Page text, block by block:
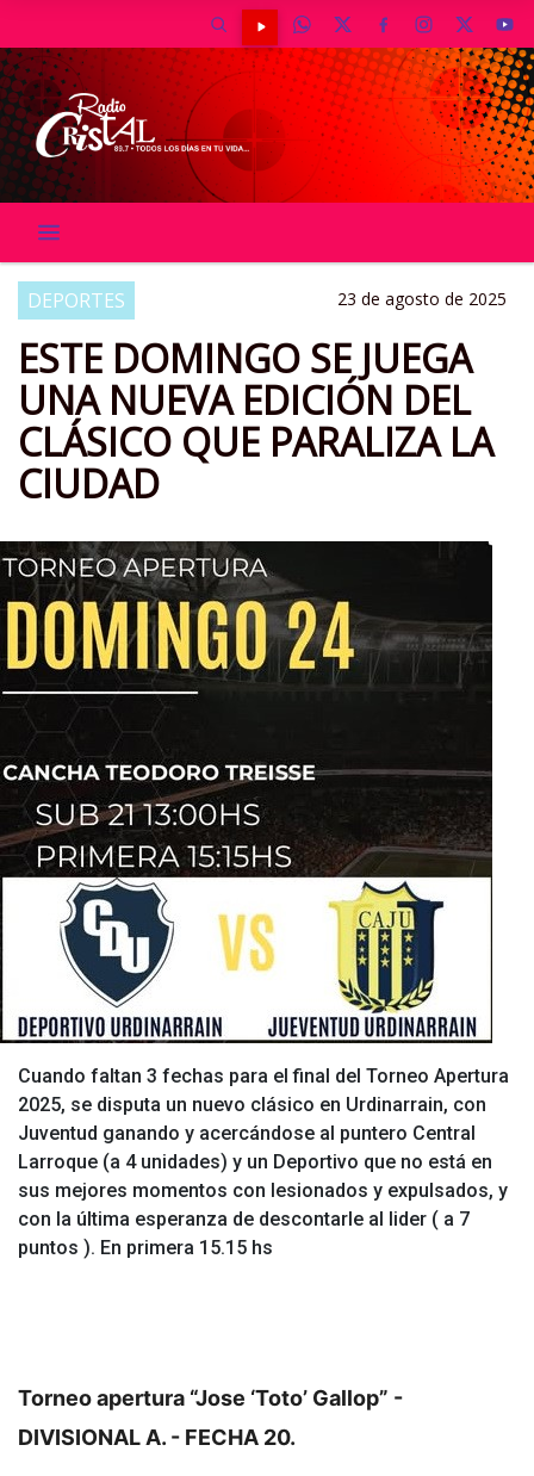
DEPORTES 23 de agosto de 2025
ESTE DOMINGO SE JUEGA
UNA NUEVA EDICIÓN DEL
CLÁSICO QUE PARALIZA LA
CIUDAD
Cuando faltan 3 fechas para el final del Torneo Apertura
2025, se disputa un nuevo clásico en Urdinarrain, con
Juventud ganando y acercándose al puntero Central
Larroque (a 4 unidades) y un Deportivo que no está en
sus mejores momentos con lesionados y expulsados, y
con la última esperanza de descontarle al lider ( a 7
puntos ). En primera 15.15 hs
Torneo apertura “Jose ‘Toto’ Gallop” -
DIVISIONAL A. - FECHA 20.